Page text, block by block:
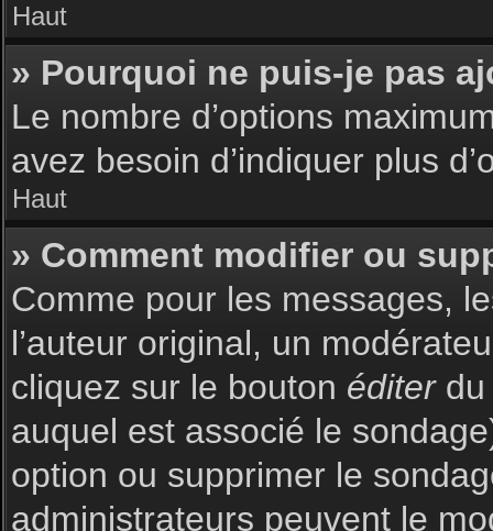
Haut
» Pourquoi ne puis-je pas
Le nombre d’options
avez besoin d’indiquer plus
Haut
» Comment modifier ou
Comme pour les messages,
l’auteur original, un
cliquez sur le bouton éditerdu
auquel est associé le
option ou supprimer le
administrateurs peuvent le